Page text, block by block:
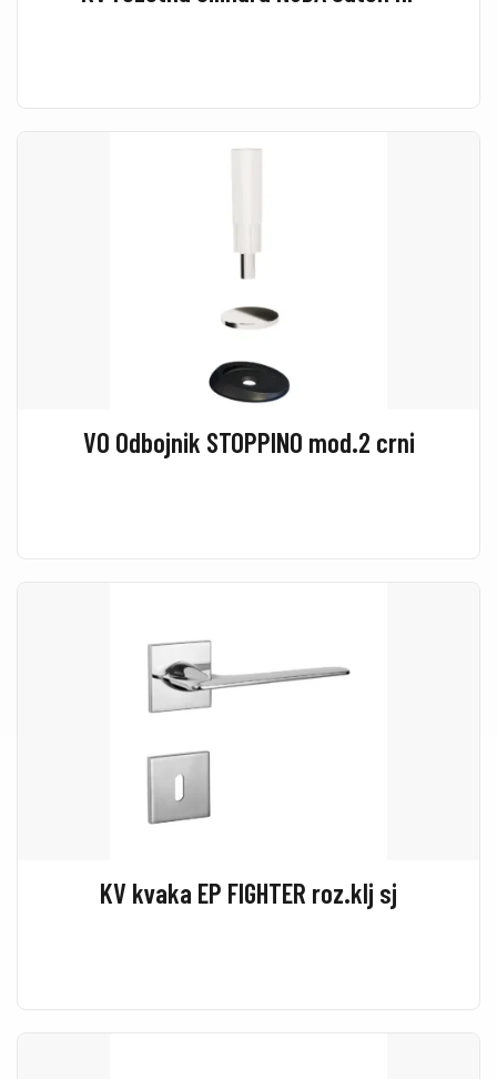
VO Odbojnik STOPPINO mod.2 crni
KV kvaka EP FIGHTER roz.klj sj